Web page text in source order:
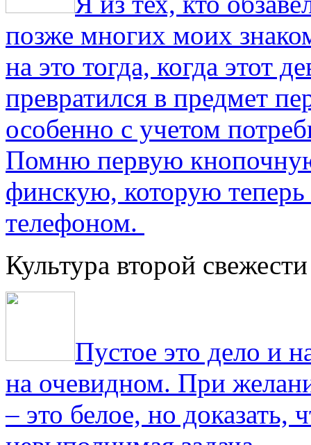
позже многих моих
на это тогда, когда этот
превратился в предмет
особенно с учетом
Помню первую
финскую, которую
телефоном.
Культура второй свежести
Пустое это дело и
на очевидном. При
– это белое, но доказать,